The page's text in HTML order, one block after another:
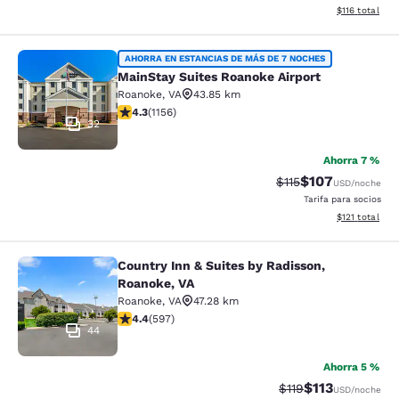
Ver detalles
$116 total
MainStay Suites Roanoke Airport
32
AHORRA EN ESTANCIAS DE MÁS DE 7 NOCHES
MainStay Suites Roanoke Airport
Roanoke, VA
43.85 km
calificación de 4.3 estrellas. Excelente. 1156 reseñas
4.3(1156)
Ahorra 7 %
Precio tachado:
$115Precio con
$107USD/noche
Tarifa para socios
Ver detalles
$121 total
Country Inn & Suites by Radisson,
44
Country Inn & Suites by Radisson,
Roanoke, VA
Roanoke, VA
47.28 km
calificación de 4.41 estrellas. Excelente. 597 reseñas
4.4(597)
Ahorra 5 %
Precio tachado:
$119Precio con
$113USD/noche